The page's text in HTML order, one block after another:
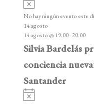
o
v
i
s
o
No hay ningún evento este
14 agosto
14 agosto @ 19:00-20:00
Silvia Bardelás
conciencia
Santander
A
v